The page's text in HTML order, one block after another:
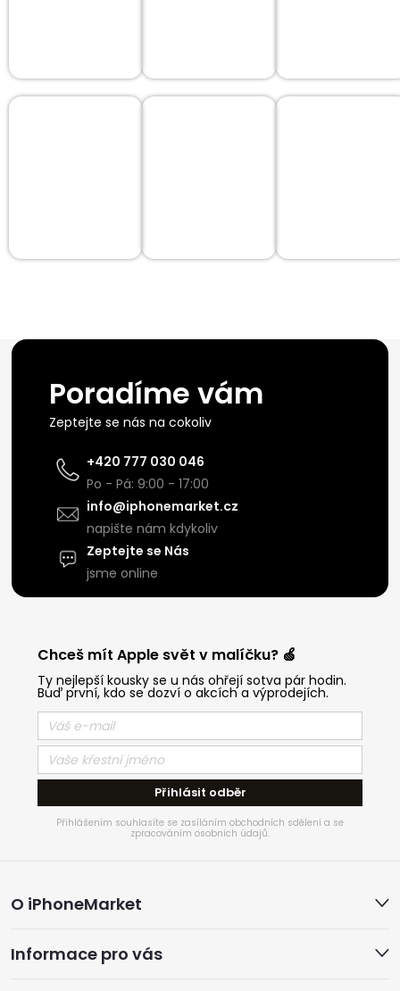
Poradíme vám
Zeptejte se nás na cokoliv
+420 777 030 046
Po - Pá: 9:00 - 17:00
info@iphonemarket.cz
napište nám kdykoliv
Zeptejte se Nás
jsme online
Chceš mít Apple svět v malíčku? 🍏
Ty nejlepší kousky se u nás ohřejí sotva pár hodin.
Buď první, kdo se dozví o akcích a výprodejích.
Přihlásit odběr
Přihlášením souhlasíte se zasíláním obchodních sdělení a se
zpracováním osobních údajů.
á
p
O iPhoneMarket
Informace pro vás